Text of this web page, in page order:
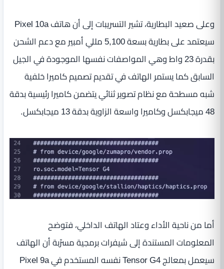
وعلى صعيد البطارية، تشير التسريبات إلى أن هاتف Pixel 10a
سيعتمد على بطارية بسعة 5,100 مللي أمبير مع دعم الشحن
بقدرة 23 واط وهي المواصفات نفسها الموجودة في الجيل
السابق كما يستمر الهاتف في تقديم تصميم كاميرا خلفية
شبه مسطحة مع نظام تصوير ثنائي يتضمن كاميرا رئيسية بدقة
48 ميجابكسل وكاميرا واسعة الزاوية بدقة 13 ميجابكسل.
أما من ناحية الأداء وعتاد الهاتف الداخلي، فتوضح
المعلومات المستندة إلى شيفرات برمجية مسرّبة أن الهاتف
سيعمل بمعالج Tensor G4 نفسه المستخدم في Pixel 9a